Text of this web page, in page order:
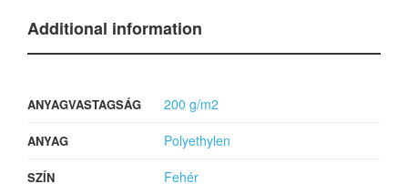
Additional information
ANYAGVASTAGSÁG 200 g/m2
ANYAG Polyethylen
SZÍN Fehér